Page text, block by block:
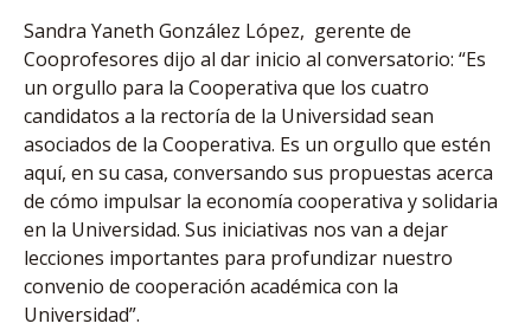
Sandra Yaneth González López, gerente de
Cooprofesores dijo al dar inicio al conversatorio: “Es
un orgullo para la Cooperativa que los cuatro
candidatos a la rectoría de la Universidad sean
asociados de la Cooperativa. Es un orgullo que estén
aquí, en su casa, conversando sus propuestas acerca
de cómo impulsar la economía cooperativa y solidaria
en la Universidad. Sus iniciativas nos van a dejar
lecciones importantes para profundizar nuestro
convenio de cooperación académica con la
Universidad”.